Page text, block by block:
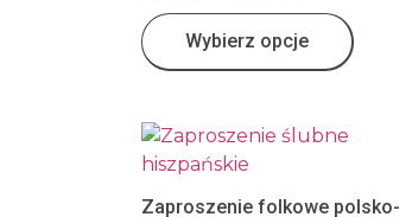
Wybierz opcje
Zaproszenie folkowe polsko-